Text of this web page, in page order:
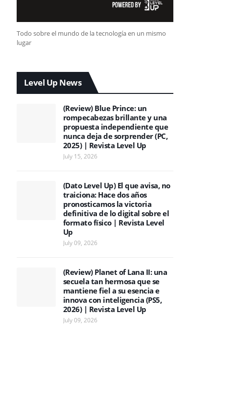
Todo sobre el mundo de la tecnología en un mismo
lugar
Level Up News
(Review) Blue Prince: un
rompecabezas brillante y una
propuesta independiente que
nunca deja de sorprender (PC,
2025) | Revista Level Up
July 15, 2026
(Dato Level Up) El que avisa, no
traiciona: Hace dos años
pronosticamos la victoria
definitiva de lo digital sobre el
formato físico | Revista Level
Up
July 09, 2026
(Review) Planet of Lana II: una
secuela tan hermosa que se
mantiene fiel a su esencia e
innova con inteligencia (PS5,
2026) | Revista Level Up
July 09, 2026